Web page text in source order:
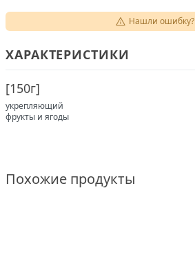
Нашли ошибку?
ХАРАКТЕРИСТИКИ
[150г]
укрепляющий
фрукты и ягоды
Похожие продукты